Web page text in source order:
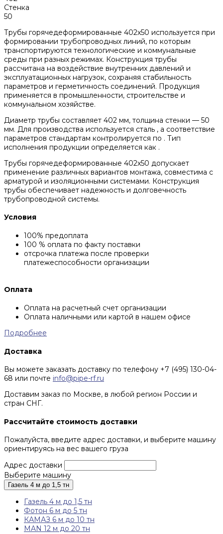
Стенка
50
Трубы горячедеформированные 402x50 используется при
формировании трубопроводных линий, по которым
транспортируются технологические и коммунальные
среды при разных режимах. Конструкция трубы
рассчитана на воздействие внутренних давлений и
эксплуатационных нагрузок, сохраняя стабильность
параметров и герметичность соединений. Продукция
применяется в промышленности, строительстве и
коммунальном хозяйстве.
Диаметр трубы составляет 402 мм, толщина стенки — 50
мм. Для производства используется сталь , а соответствие
параметров стандартам контролируется по . Тип
исполнения продукции определяется как .
Трубы горячедеформированные 402x50 допускает
применение различных вариантов монтажа, совместима с
арматурой и изоляционными системами. Конструкция
трубы обеспечивает надежность и долговечность
трубопроводной системы.
Условия
100% предоплата
100 % оплата по факту поставки
отсрочка платежа после проверки
платежеспособности организации
Оплата
Оплата на расчетный счет организации
Оплата наличными или картой в нашем офисе
Подробнее
Доставка
Вы можете заказать доставку по телефону +7 (495) 130-04-
68 или почте info@pipe-rf.ru
Доставим заказ по Москве, в любой регион России и
стран СНГ.
Рассчитайте стоимость доставки
Пожалуйста, введите адрес доставки, и выберите машину
ориентируясь на вес вашего груза
Адрес доставки
Выберите машину
Газель 4 м до 1,5 тн
Газель 4 м до 1,5 тн
Фотон 6 м до 5 тн
КАМАЗ 6 м до 10 тн
MAN 12 м до 20 тн